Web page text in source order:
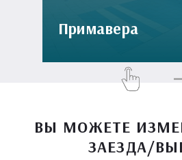
Примавера
ВЫ МОЖЕТЕ
ЗАЕЗДА/